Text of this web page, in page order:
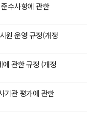
수사항에 관한
원 운영 규정(개정
관한 규정 (개정
기관 평가에 관한